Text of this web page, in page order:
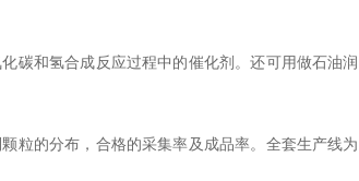
碳和氢合成反应过程中的催化剂。还可用做石油润
粒的分布，合格的采集率及成品率。全套生产线为